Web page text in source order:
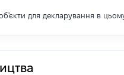
для декларування в цьому